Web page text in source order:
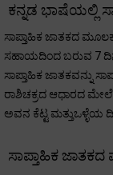
ಕನ್ನಡ ಭಾಷೆಯಲ್ಲಿ
ಸಾಪ್ತಾಹಿಕ ಜಾತಕದ
ಸಹಾಯದಿಂದ ಬರುವ 7
ಸಾಪ್ತಾಹಿಕ ಜಾತಕವನ್ನು
ರಾಶಿಚಕ್ರದ ಆಧಾರದ
ಅವನ ಕೆಟ್ಟ ಮತ್ತುಒಳ್ಳೆಯ
ಸಾಪ್ತಾಹಿಕ ಜಾತಕದ